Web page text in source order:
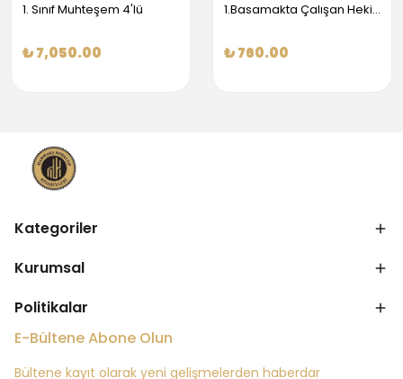
1. Sınıf Muhteşem 4'lü
₺ 7,050.00
1.Basamakta Çalışan Hekimler İçin Temel Obstetrik Ve Jinekoloji Bilgisi
₺ 760.00
Kategoriler
Kurumsal
Politikalar
E-Bültene Abone Olun
Bültene kayıt olarak yeni gelişmelerden haberdar